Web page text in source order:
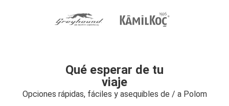
Qué esperar de tu
viaje
Opciones rápidas, fáciles y asequibles de / a Polom